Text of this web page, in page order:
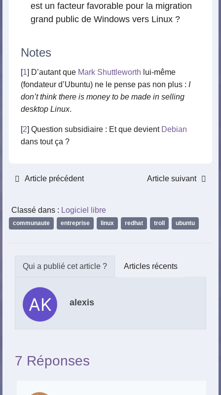
est un facteur favorable pour la migration
grand public de Windows vers Linux ?
Notes
[1] D’autant que Mark Shuttleworth lui-même
(fondateur d’Ubuntu) ne le pense pas non plus : I
don’t think there is money to be made in selling
desktop Linux.
[2] Question subsidiaire : Et que devient Debian
dans tout ça ?
Article précédent Article suivant
Classé dans : Logiciel libre
communaute entreprise linux redhat troll ubuntu
Articles récents
alexis
7 Réponses